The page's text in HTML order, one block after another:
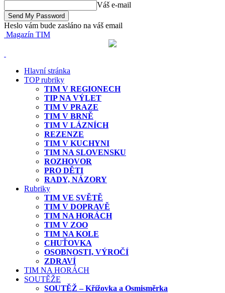
Váš e-mail
Heslo vám bude zasláno na váš email
Magazín TIM
Hlavní stránka
TOP rubriky
TIM V REGIONECH
TIP NA VÝLET
TIM V PRAZE
TIM V BRNĚ
TIM V LÁZNÍCH
REZENZE
TIM V KUCHYNI
TIM NA SLOVENSKU
ROZHOVOR
PRO DĚTI
RADY, NÁZORY
Rubriky
TIM VE SVĚTĚ
TIM V DOPRAVĚ
TIM NA HORÁCH
TIM V ZOO
TIM NA KOLE
CHUŤOVKA
OSOBNOSTI, VÝROČÍ
ZDRAVÍ
TIM NA HORÁCH
SOUTĚŽE
SOUTĚŽ – Křížovka a Osmisměrka